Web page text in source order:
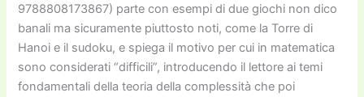
9788808173867) parte con esempi di due giochi non dico
banali ma sicuramente piuttosto noti, come la Torre di
Hanoi e il sudoku, e spiega il motivo per cui in matematica
sono considerati “difficili”, introducendo il lettore ai temi
fondamentali della teoria della complessità che poi